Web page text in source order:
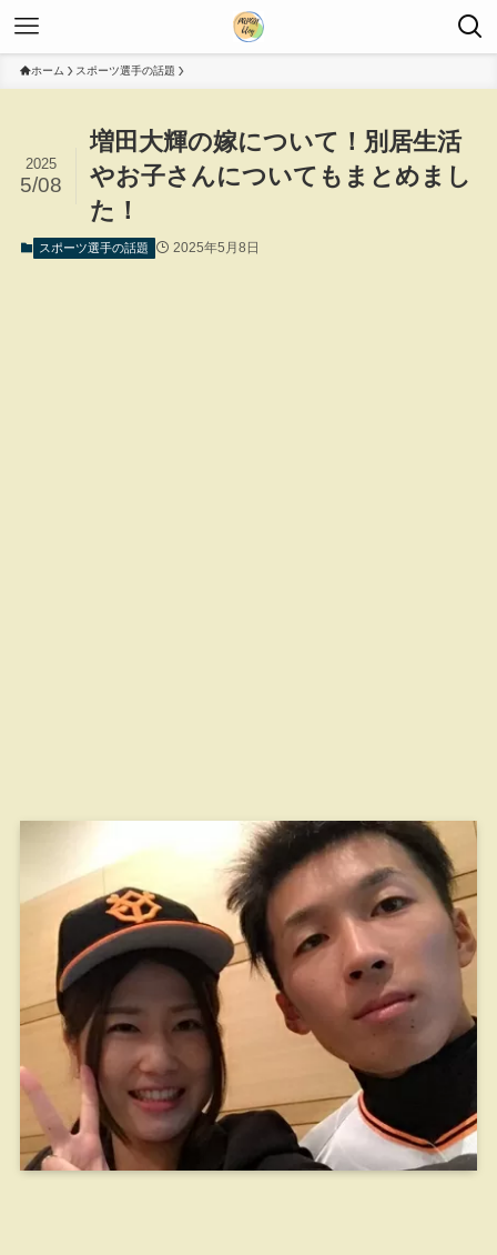
ホーム スポーツ選手の話題
増田大輝の嫁について！別居生活
やお子さんについてもまとめまし
た！
2025
5/08
スポーツ選手の話題 2025年5月8日